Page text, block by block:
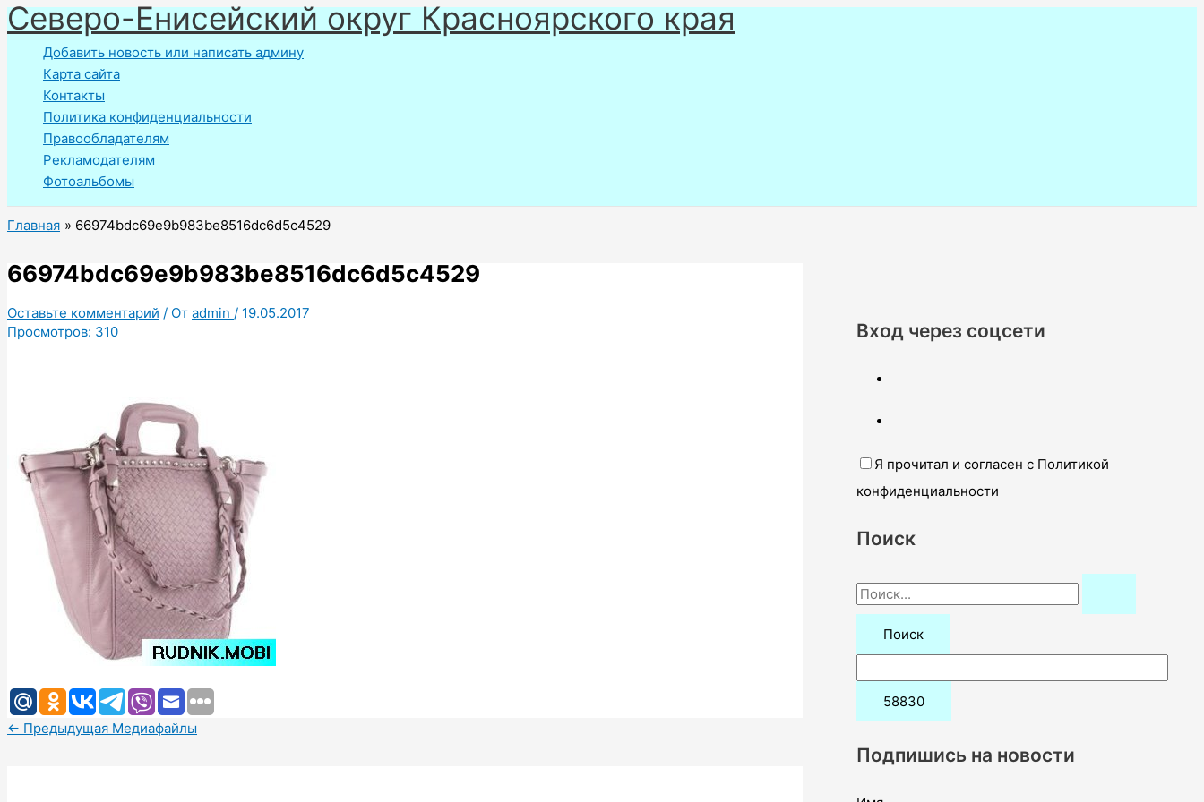
Перейти
к
содержимому
Северо-Енисейский округ Красноярского края
Добавить новость или написать админу
Карта сайта
Контакты
Политика конфиденциальности
Правообладателям
Рекламодателям
Фотоальбомы
Главная 66974bdc69e9b983be8516dc6d5c4529
66974bdc69e9b983be8516dc6d5c4529
Оставьте комментарий / От admin / 19.05.2017
Просмотров: 310
← Предыдущая Медиафайлы
Вход через соцсети
Я прочитал и согласен с Политикой
конфиденциальности
Поиск
П
о
:
Подпишись на новости